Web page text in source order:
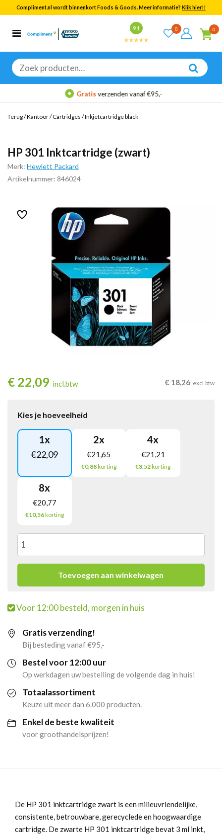
Compliment.nl wordt binnenkort Foods & Goods. Meer informatie? Klik hier!!
9.1 0 0
Zoeken
naar:
Categorieën
Bekijk alle resultaten
Gratisverzenden vanaf €95,-
Terug/Kantoor/Cartridges /Inkjetcartridge black
HP 301 Inktcartridge (zwart)
Merk: Hewlett Packard
Artikelnummer: 846024
€ 22,09 incl.btw € 18,26 excl.btw
Kies je hoeveelheid
1x
€22,09
2x
€21,65
€0,88korting
4x
€21,21
€3,52korting
8x
€20,77
€10,56korting
HP
301
(zwart)
aantal
Toevoegen aan winkelwagen
Voor 12:00 besteld, morgen in huis
Gratis verzending!
Bij besteding vanaf €95,-
Bestel voor 12:00 uur
Op werkdagen uw bestelling de volgende dag in huis!
Totaalassortiment
Keuze uit meer dan 6.000 producten.
Enkel de beste kwaliteit
voor groothandelsprijzen!
De HP 301 inktcartridge zwart is een milieuvriendelijke,
consistente, betrouwbare, gerecyclede en hoogwaardige
cartridge. De zwarte HP 301 inktcartridge bevat 3 ml inkt,